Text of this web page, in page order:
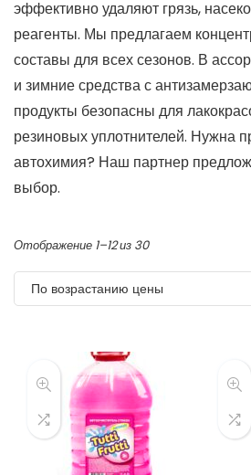
эффективно удаляют грязь,
реагенты. Мы предлагаем
составы для всех сезонов. В
и зимние средства с
продукты безопасны для
резиновых уплотнителей. Нужна
автохимия? Наш партнер
выбор.
Отображение 1–12 из 30Цены:
по
возрастанию
По возрастанию цены